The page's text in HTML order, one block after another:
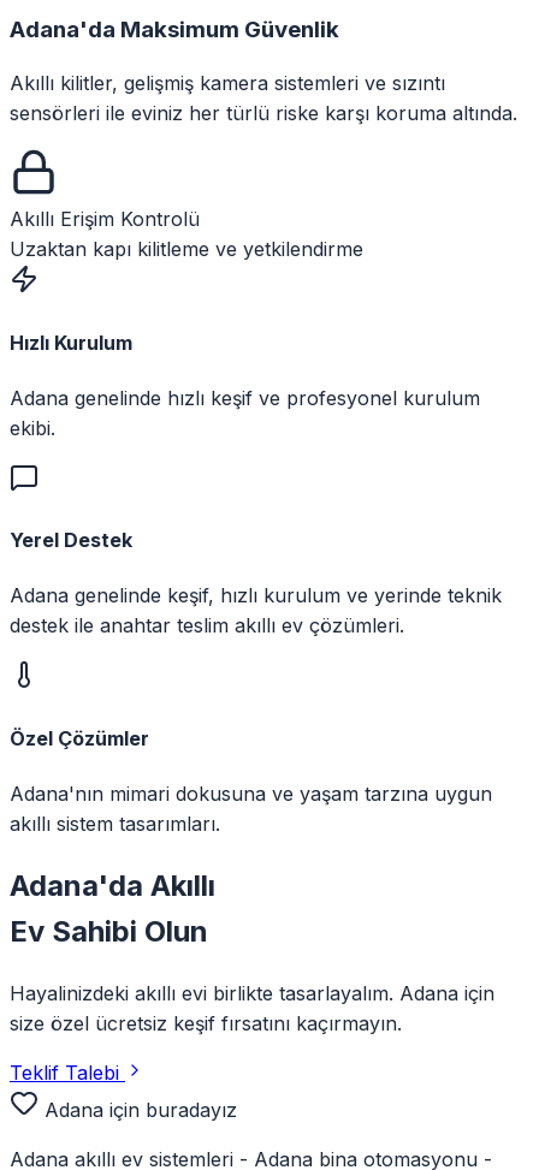
Adana'da Maksimum Güvenlik
Akıllı kilitler, gelişmiş kamera sistemleri ve sızıntı
sensörleri ile eviniz her türlü riske karşı koruma altında.
Akıllı Erişim Kontrolü
Uzaktan kapı kilitleme ve yetkilendirme
Hızlı Kurulum
Adana genelinde hızlı keşif ve profesyonel kurulum
ekibi.
Yerel Destek
Adana genelinde keşif, hızlı kurulum ve yerinde teknik
destek ile anahtar teslim akıllı ev çözümleri.
Özel Çözümler
Adana'nın mimari dokusuna ve yaşam tarzına uygun
akıllı sistem tasarımları.
Adana'da Akıllı
Ev Sahibi Olun
Hayalinizdeki akıllı evi birlikte tasarlayalım. Adana için
size özel ücretsiz keşif fırsatını kaçırmayın.
Teklif Talebi
Adana için buradayız
Adana akıllı ev sistemleri - Adana bina otomasyonu -